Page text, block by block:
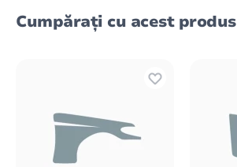
Cumpărați cu acest produs